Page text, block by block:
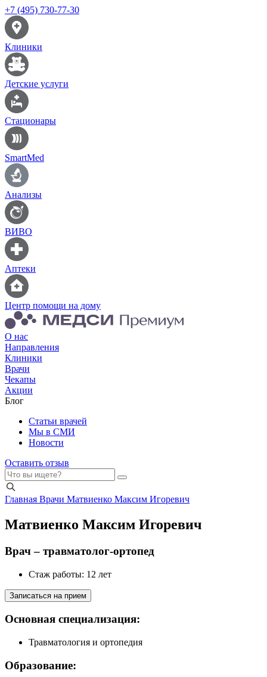
+7 (495) 730-77-30
Клиники
Детские услуги
Стационары
SmartMed
Анализы
ВИВО
Аптеки
Центр помощи на дому
О нас
Направления
Клиники
Врачи
Чекапы
Акции
Блог
Статьи врачей
Мы в СМИ
Новости
Оставить отзыв
Главная Врачи Матвиенко Максим Игоревич
Матвиенко Максим Игоревич
Врач – травматолог-ортопед
Стаж работы: 12 лет
Записаться на прием
Основная специализация:
Травматология и ортопедия
Образование: